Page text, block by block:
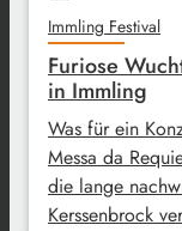
Immling Festival
Furiose
in Immling
Was für ein
Messa da
die lange
Kerssenbrock